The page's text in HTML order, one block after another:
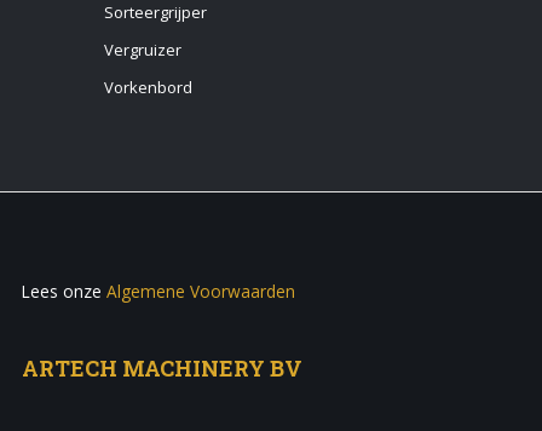
Sorteergrijper
Vergruizer
Vorkenbord
Lees onze Algemene Voorwaarden
ARTECH MACHINERY BV